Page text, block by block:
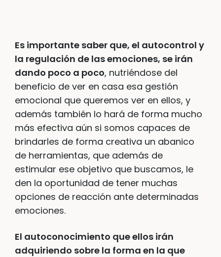
Es importante saber que, el autocontrol y
la regulación de las emociones, se irán
dando poco a poco, nutriéndose del
beneficio de ver en casa esa gestión
emocional que queremos ver en ellos, y
además también lo hará de forma mucho
más efectiva aún si somos capaces de
brindarles de forma creativa un abanico
de herramientas, que además de
estimular ese objetivo que buscamos, le
den la oportunidad de tener muchas
opciones de reacción ante determinadas
emociones.
El autoconocimiento que ellos irán
adquiriendo sobre la forma en la que